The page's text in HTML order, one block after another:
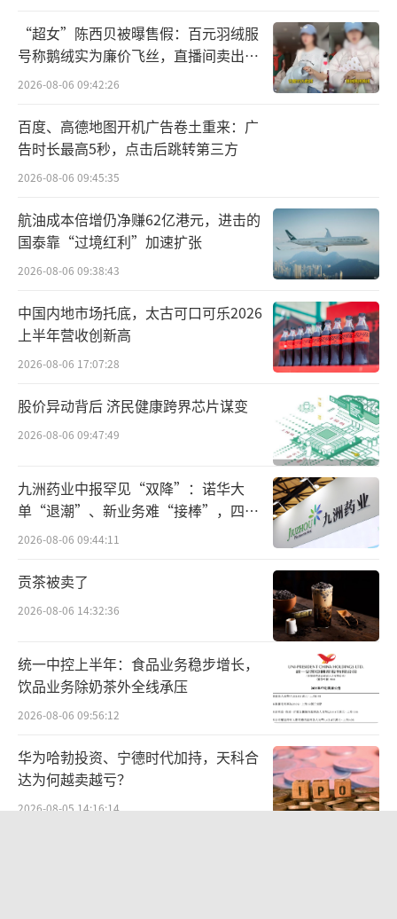
如今的社交零售、短视频、直播带货，玩
法和传统货架模式早已天差地别。算法推荐、
兴趣电商的兴起，更是彻底颠覆了流量获取和
交易转化的逻辑。
两个时代最本质的区别，就在于流量逻
辑。货架时代是人找货，依托用户主动搜索；
人群时代则是货找人，依靠平台算法分发。
线下走进商超，挨个在货架间挑选；线上打开
购物平台，输入关键词寻找商品，全程都是人
主动去匹配产品。
现在一切都反过来了。平台会记录每个人
的浏览偏好、消费习惯，通过大数据判断用户
潜在需求，再把对应的内容和商品主动推送过
来。其实传统电商页面里的“猜你喜欢”，就
是人群逻辑最初的雏形，也是行业转变的信
货架时代结束了？
直到现在，依旧有不少品牌深陷在货架时
代的固有思维里。一门心思铺货、争抢终端陈
列位、不断投入各项渠道费用，误以为拿下黄
可现实往往事与愿违：哪怕把最好的货架
位置握在手里，也未必能留住消费者；守住了
“超女”陈西贝被曝售假：百元羽绒服
号称鹅绒实为廉价飞丝，直播间卖出超
百万元
2026-08-06 09:42:26
百度、高德地图开机广告卷土重来：广
告时长最高5秒，点击后跳转第三方
2026-08-06 09:45:35
航油成本倍增仍净赚62亿港元，进击的
国泰靠“过境红利”加速扩张
2026-08-06 09:38:43
中国内地市场托底，太古可口可乐2026
上半年营收创新高
2026-08-06 17:07:28
股价异动背后 济民健康跨界芯片谋变
2026-08-06 09:47:49
九洲药业中报罕见“双降”：诺华大
单“退潮”、新业务难“接棒”，四大
难关待闯
2026-08-06 09:44:11
贡茶被卖了
2026-08-06 14:32:36
统一中控上半年：食品业务稳步增长，
饮品业务除奶茶外全线承压
2026-08-06 09:56:12
华为哈勃投资、宁德时代加持，天科合
达为何越卖越亏？
2026-08-05 14:16:14